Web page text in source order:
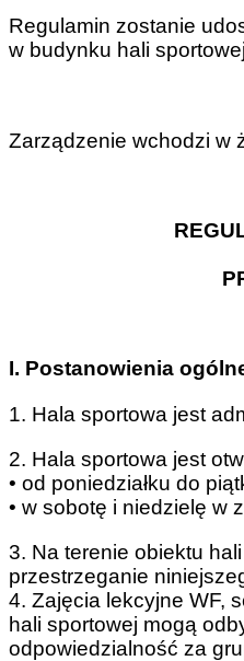
Regulamin zostanie
w budynku hali
Zarządzenie wchodzi w
I. Postanowienia
1. Hala sportowa jest
2. Hala sportowa jest
• od poniedziałku do
• w sobotę i niedzielę w
3. Na terenie obiektu
przestrzeganie
4. Zajęcia lekcyjne WF,
hali sportowej mogą
odpowiedzialność za